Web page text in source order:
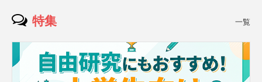
特集 一覧